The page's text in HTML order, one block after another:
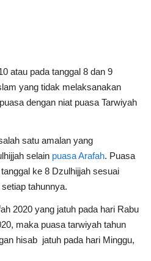
atau pada tanggal 8 dan 9
yang tidak melaksanakan
dengan niat puasa Tarwiyah
satu amalan yang
selain puasa Arafah. Puasa
ke 8 Dzulhijjah sesuai
tahunnya.
2020 yang jatuh pada hari Rabu
maka puasa tarwiyah tahun
hisab jatuh pada hari Minggu,